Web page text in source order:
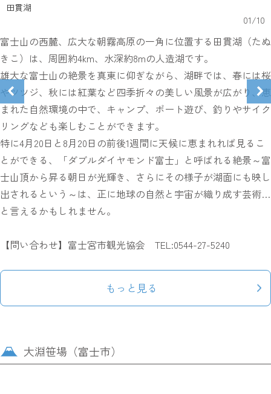
田貫湖
01/10
富士山の西麓、広大な朝霧高原の一角に位置する田貫湖（たぬ
きこ）は、周囲約4km、水深約8mの人造湖です。
雄大な富士山の絶景を真東に仰ぎながら、湖畔では、春には桜
やツツジ、秋には紅葉など四季折々の美しい風景が広がり、恵
まれた自然環境の中で、キャンプ、ボート遊び、釣りやサイク
リングなども楽しむことができます。
特に4月20日と8月20日の前後1週間に天候に恵まれれば見るこ
とができる、「ダブルダイヤモンド富士」と呼ばれる絶景～富
士山頂から昇る朝日が光輝き、さらにその様子が湖面にも映し
出されるという～は、正に地球の自然と宇宙が織り成す芸術…
と言えるかもしれません。
【問い合わせ】富士宮市観光協会 TEL:0544-27-5240
もっと見る
大淵笹場（富士市）